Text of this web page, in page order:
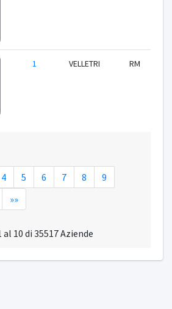
1 VELLETRI RM
4 5 6 7 8
9
»»
10 di 35517 Aziende